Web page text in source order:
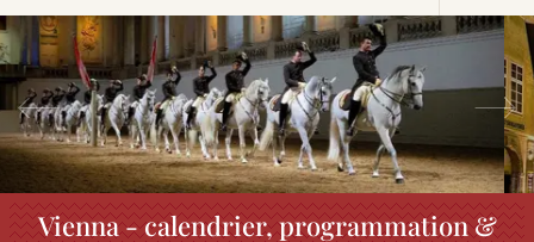
la
navigation
Précédent
Vienna - calendrier, programmation &